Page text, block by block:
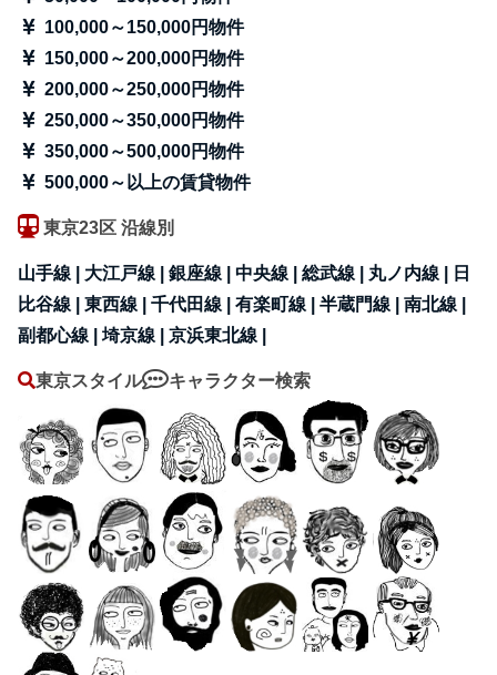
100,000～150,000円物件
150,000～200,000円物件
200,000～250,000円物件
250,000～350,000円物件
350,000～500,000円物件
500,000～以上の賃貸物件
東京23区 沿線別
山手線 | 大江戸線 |銀座線 |中央線 |総武線 | 丸ノ内線 |
日
比谷線 |東西線 |千代田線 |有楽町線 |半蔵門線 |南北線 |
副都心線 |埼京線 |京浜東北線 |
東京スタイル キャラクター検索